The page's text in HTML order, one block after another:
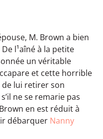
M. Brown a bien
l¹aîné à la petite
un véritable
et cette horrible
de lui retirer son
ne se remarie pas
en est réduit à
débarquer Nanny